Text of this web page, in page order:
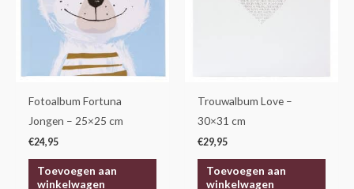
Fotoalbum Fortuna
Jongen – 25×25 cm
€24,95
Toevoegen aan
winkelwagen
Trouwalbum Love –
30×31 cm
€29,95
Toevoegen aan
winkelwagen